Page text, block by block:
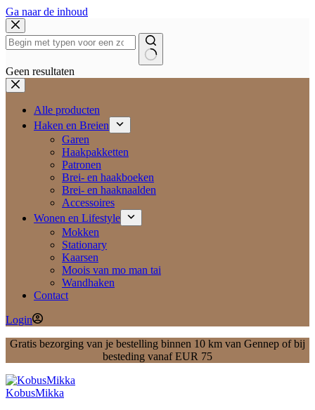
Ga naar de inhoud
Geen resultaten
Alle producten
Haken en Breien
Garen
Haakpakketten
Patronen
Brei- en haakboeken
Brei- en haaknaalden
Accessoires
Wonen en Lifestyle
Mokken
Stationary
Kaarsen
Moois van mo man tai
Wandhaken
Contact
Login
Gratis bezorging van je bestelling binnen 10 km van Gennep of bij
besteding vanaf EUR 75
KobusMikka